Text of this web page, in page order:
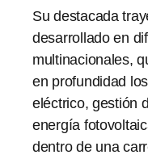
Su destacada
desarrollado en
multinacionales,
en profundidad
eléctrico, gestión
energía
dentro de una